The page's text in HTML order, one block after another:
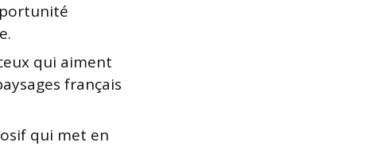
qui aiment
français
qui met en